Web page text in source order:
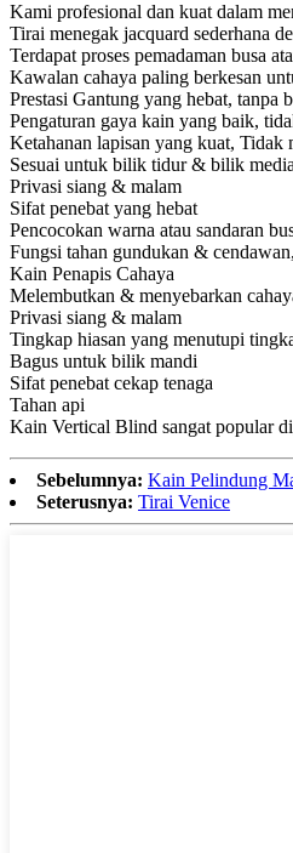
Kami profesional dan kuat dalam
Tirai menegak jacquard sederhana
Terdapat proses pemadaman busa
Kawalan cahaya paling berkesan
Prestasi Gantung yang hebat, tanpa
Pengaturan gaya kain yang baik,
Ketahanan lapisan yang kuat, Tidak
Sesuai untuk bilik tidur & bilik
Privasi siang & malam
Sifat penebat yang hebat
Pencocokan warna atau sandaran
Fungsi tahan gundukan &
Kain Penapis Cahaya
Melembutkan & menyebarkan
Privasi siang & malam
Tingkap hiasan yang menutupi
Bagus untuk bilik mandi
Sifat penebat cekap tenaga
Tahan api
Kain Vertical Blind sangat popular
Sebelumnya: Kain Pelindung
Seterusnya: Tirai Venice